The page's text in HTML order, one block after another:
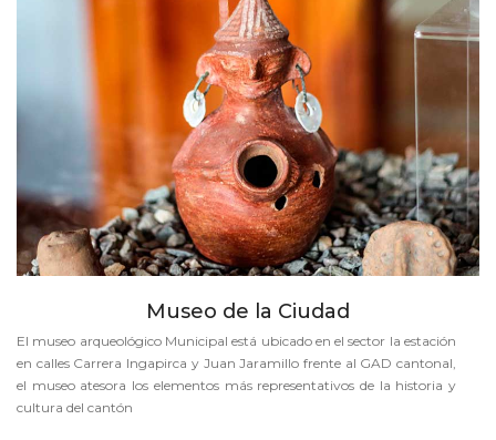
Museo de la Ciudad
El museo arqueológico Municipal está ubicado en el sector la estación
en calles Carrera Ingapirca y Juan Jaramillo frente al GAD cantonal,
el museo atesora los elementos más representativos de la historia y
cultura del cantón